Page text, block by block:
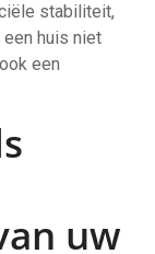
stabiliteit,
een huis niet
een
uw